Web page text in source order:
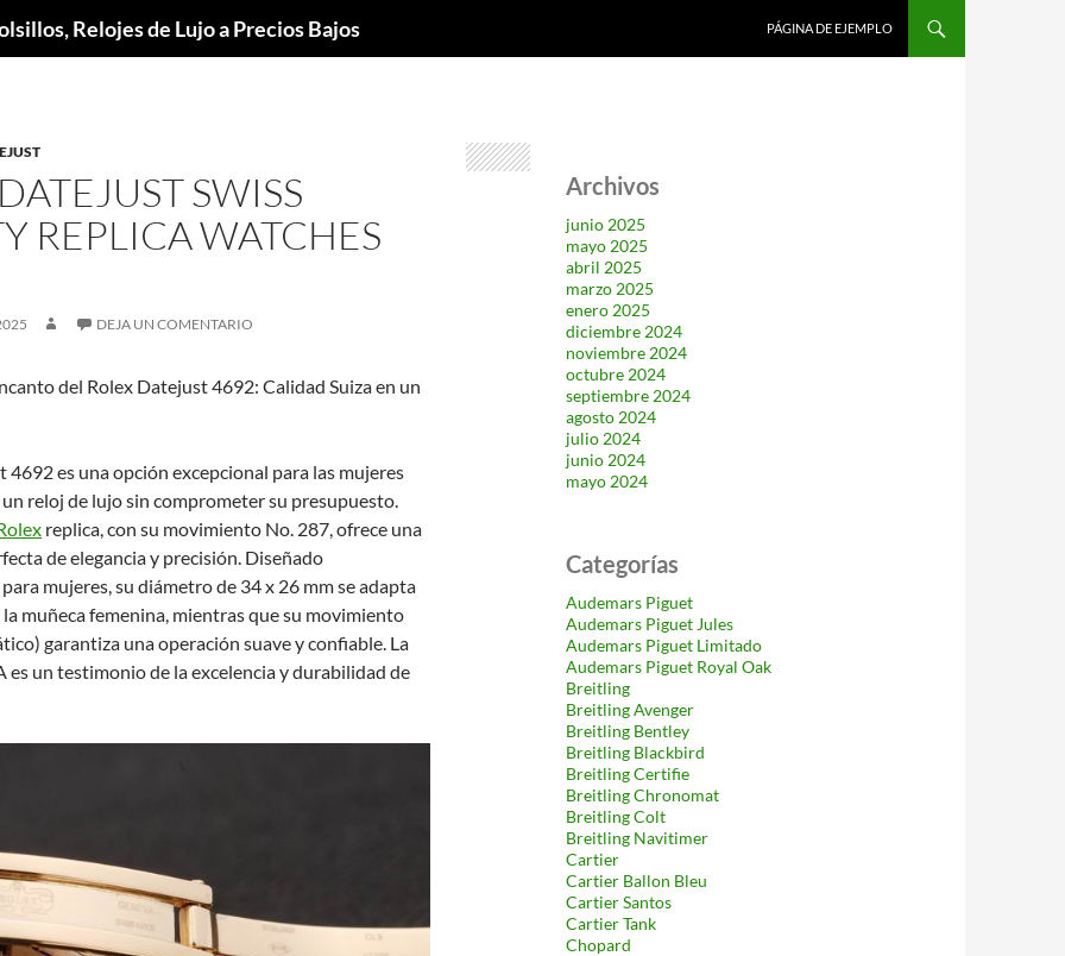
Relojes de Lujo a Precios Bajos
PÁGINA DE EJEMPLO
SWISS
REPLICA WATCHES
DEJA UN COMENTARIO
del Rolex Datejust 4692: Calidad Suiza en un
4692 es una opción excepcional para las mujeres
reloj de lujo sin comprometer su presupuesto.
replica, con su movimiento No. 287, ofrece una
de elegancia y precisión. Diseñado
mujeres, su diámetro de 34 x 26 mm se adapta
muñeca femenina, mientras que su movimiento
garantiza una operación suave y confiable. La
es un testimonio de la excelencia y durabilidad de
Archivos
junio 2025
mayo 2025
abril 2025
marzo 2025
enero 2025
diciembre 2024
noviembre 2024
octubre 2024
septiembre 2024
agosto 2024
julio 2024
junio 2024
mayo 2024
Categorías
Audemars Piguet
Audemars Piguet Jules
Audemars Piguet Limitado
Audemars Piguet Royal Oak
Breitling
Breitling Avenger
Breitling Bentley
Breitling Blackbird
Breitling Certifie
Breitling Chronomat
Breitling Colt
Breitling Navitimer
Cartier
Cartier Ballon Bleu
Cartier Santos
Cartier Tank
Chopard